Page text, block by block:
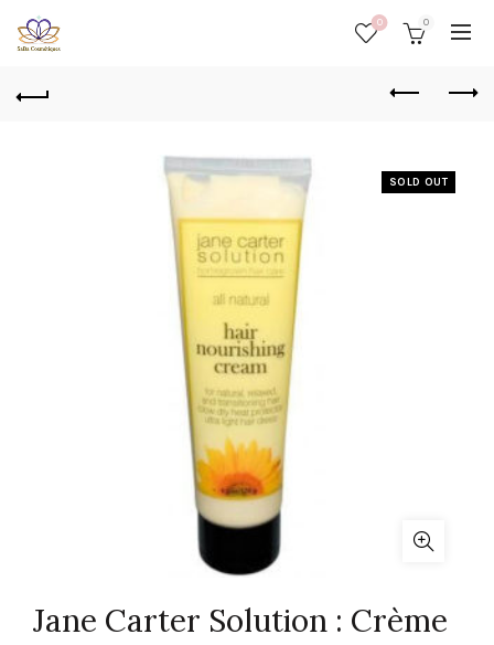
0 0
SOLD OUT
Jane Carter Solution : Crème